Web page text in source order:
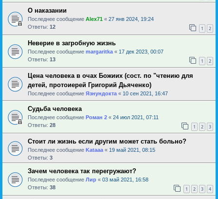
О наказании
Последнее сообщение Alex71 « 27 янв 2024, 19:24
Ответы: 12 1 2
Неверие в загробную жизнь
Последнее сообщение margaritka « 17 дек 2023, 00:07
Ответы: 13 1 2
Цена человека в очах Божиих (сост. по "чтению для
детей, протоиерей Григорий Дьяченко)
Последнее сообщение Язнундокта « 10 сен 2021, 16:47
Cудьба человека
Последнее сообщение Роман 2 « 24 июл 2021, 07:11
Ответы: 28 1 2 3
Стоит ли жизнь если другим может стать больно?
Последнее сообщение Kataaa « 19 май 2021, 08:15
Ответы: 3
Зачем человека так перегружают?
Последнее сообщение Лир « 03 май 2021, 16:58
Ответы: 38 1 2 3 4